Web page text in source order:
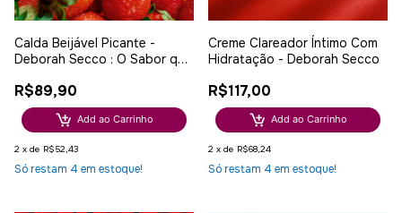
Calda Beijável Picante -
Deborah Secco : O Sabor que
R$89,90
Add ao Carrinho
2 x de R$52,43
Só restam 4 em estoque!
Creme Clareador Íntimo Com
Hidratação - Deborah Secco
R$117,00
Add ao Carrinho
2 x de R$68,24
Só restam 4 em estoque!